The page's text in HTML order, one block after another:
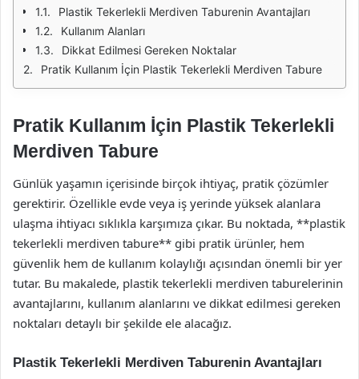
Plastik Tekerlekli Merdiven Taburenin Avantajları
Kullanım Alanları
Dikkat Edilmesi Gereken Noktalar
Pratik Kullanım İçin Plastik Tekerlekli Merdiven Tabure
Pratik Kullanım İçin Plastik Tekerlekli
Merdiven Tabure
Günlük yaşamın içerisinde birçok ihtiyaç, pratik çözümler
gerektirir. Özellikle evde veya iş yerinde yüksek alanlara
ulaşma ihtiyacı sıklıkla karşımıza çıkar. Bu noktada, **plastik
tekerlekli merdiven tabure** gibi pratik ürünler, hem
güvenlik hem de kullanım kolaylığı açısından önemli bir yer
tutar. Bu makalede, plastik tekerlekli merdiven taburelerinin
avantajlarını, kullanım alanlarını ve dikkat edilmesi gereken
noktaları detaylı bir şekilde ele alacağız.
Plastik Tekerlekli Merdiven Taburenin Avantajları